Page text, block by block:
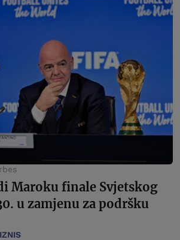
Maroku finale Svjetskog
u zamjenu za podršku